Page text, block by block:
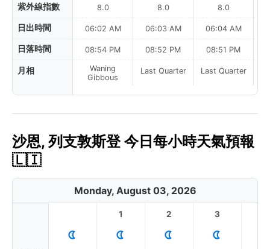
紫外線指數
日出時間
日落時間
月相
8.0
06:02 AM
08:54 PM
Waning
Gibbous
8.0
06:03 AM
08:52 PM
Last Quarter
8.0
06:04 AM
08:51 PM
Last Quarter
沙恩, 列支敦斯登 今日每小時天氣預報
🇱🇮
Monday, August 03, 2026
1 2 3